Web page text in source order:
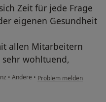
Zeit für jede Frage
eigenen Gesundheit
allen Mitarbeitern
sehr wohltuend,
• Andere • Problem melden